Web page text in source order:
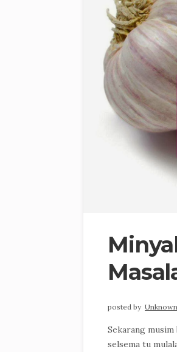
posted by Unknown
Sekarang musim
selsema tu